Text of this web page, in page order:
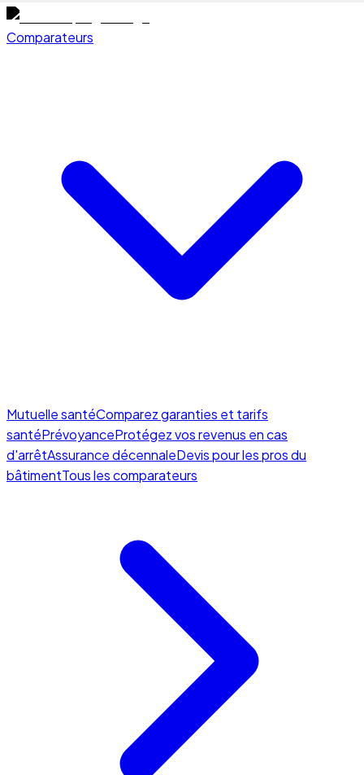
Comparateurs
Mutuelle santéComparez garanties et tarifs
santéPrévoyanceProtégez vos revenus en cas
d'arrêtAssurance décennaleDevis pour les pros du
bâtimentTous les comparateurs